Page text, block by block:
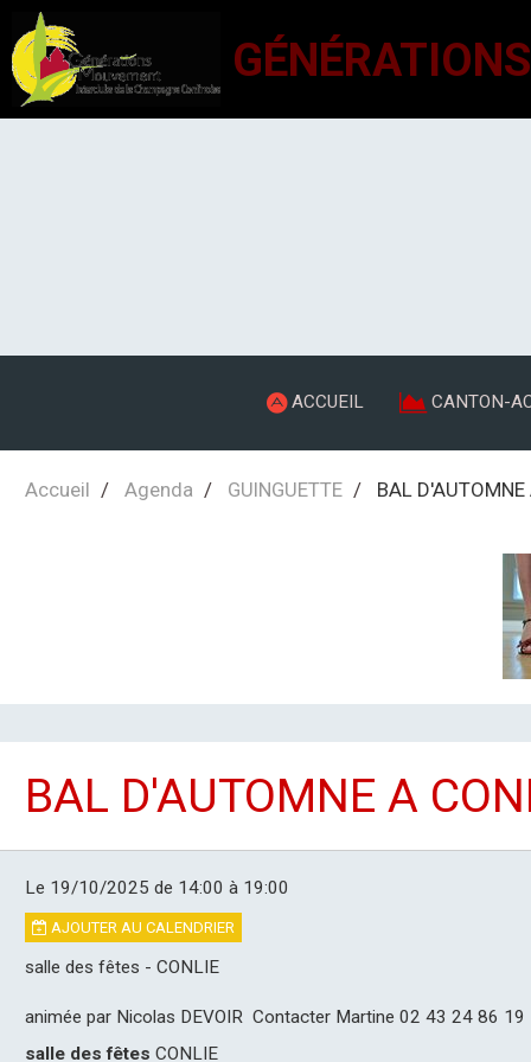
ACCUEIL CANTON-
Accueil Agenda GUINGUETTE BAL D'AUTOMNE
BAL D'AUTOMNE A
Le 19/10/2025 de 14:00 à 19:00
AJOUTER AU CALENDRIER
salle des fêtes - CONLIE
animée par Nicolas DEVOIR Contacter Martine 02 43 24 86
salle des fêtes CONLIE